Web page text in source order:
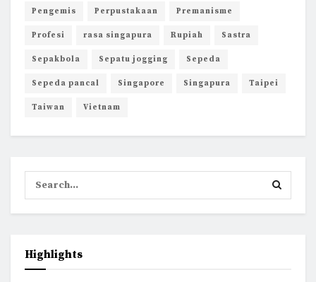
Pengemis Perpustakaan Premanisme
Profesi rasa singapura Rupiah Sastra
Sepakbola Sepatu jogging Sepeda
Sepeda pancal Singapore Singapura Taipei
Taiwan Vietnam
Highlights